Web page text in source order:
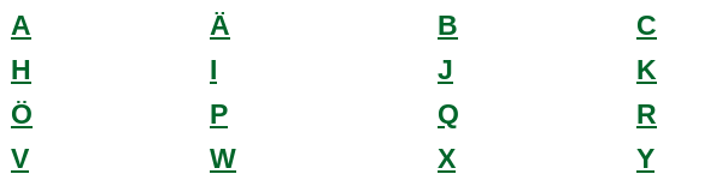
A Ä B C
H
I J K
Ö
P Q R
V
W X Y